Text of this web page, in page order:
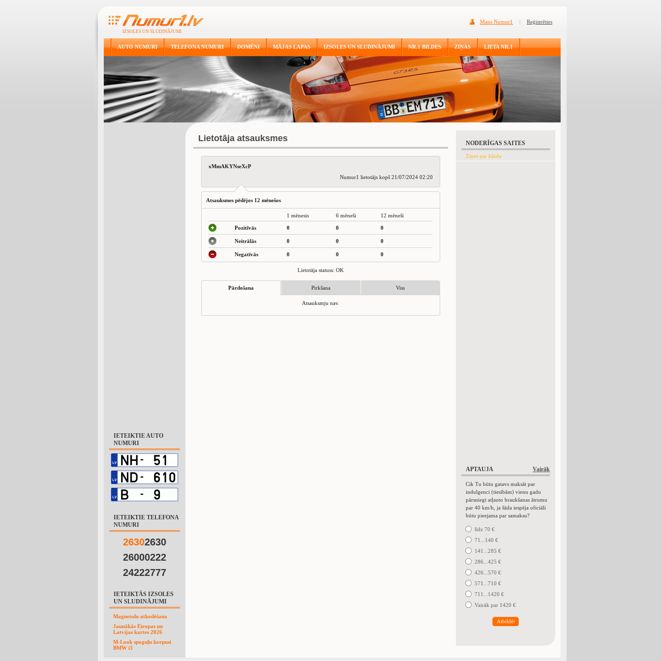
Mans Numur1 | Reģistrēties
IZSOLES UN SLUDINĀJUMI
AUTO NUMURI TELEFONA NUMURI DOMĒNI MĀJAS LAPAS IZSOLES UN SLUDINĀJUMI NR.1 BILDES ZIŅAS LIETA NR.1
IETEIKTIE AUTO
NUMURI
IETEIKTIE TELEFONA
NUMURI
26302630
26000222
24222777
IETEIKTĀS IZSOLES
UN SLUDINĀJUMI
Magnetolu atkodēšana
Jaunākās Eiropas un
Latvijas kartes 2026
M-Look spoguļu korpusi
BMW i3
Lietotāja atsauksmes
xMmAKYNseXcP
Numur1 lietotājs kopš 21/07/2024 02:20
Atsauksmes pēdējos 12 mēnešos
1 mēnesis 6 mēneši 12 mēneši
Pozitīvās 0 0 0
Neitrālās 0 0 0
Negatīvās 0 0 0
Lietotāja statuss: OK
Pārdošana Pirkšana Viss
Atsauksmju nav.
NODERĪGAS SAITES
Ziņot par kļūdu
Vairāk
APTAUJA
Cik Tu būtu gatavs maksāt par
indulgenci (tiesībām) vienu gadu
pārsniegt atļauto braukšanas ātrumu
par 40 km/h, ja šāda iespēja oficiāli
būtu pieejama par samaksu?
līdz 70 €
71...140 €
141...285 €
286...425 €
426...570 €
571...710 €
711...1420 €
Vairāk par 1420 €
Atbildēt